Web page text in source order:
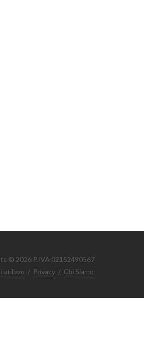
© 2026 P.IVA 02152490567
utilizzo / Privacy / Chi Siamo